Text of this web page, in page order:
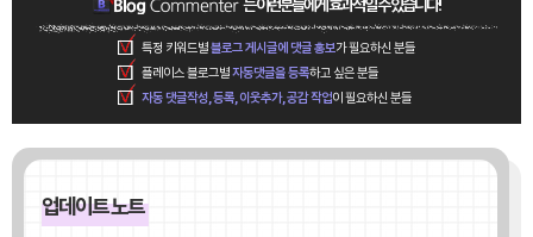
는 이런분들에게 효과적일 수 있습니다!
특정 키워드별블로그 게시글에 댓글 홍보가 필요하신 분들
플레이스 블로그별자동댓글을 등록하고 싶은 분들
자동 댓글작성, 등록, 이웃추가, 공감 작업이 필요하신 분들
업데이트 노트